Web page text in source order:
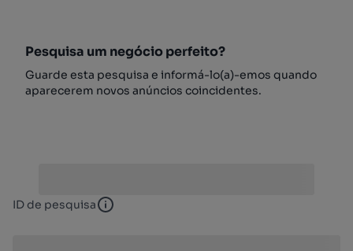
Pesquisa um negócio perfeito?
Guarde esta pesquisa e informá-lo(a)-emos quando
aparecerem novos anúncios coincidentes.
ID de pesquisa ID de pesquisa